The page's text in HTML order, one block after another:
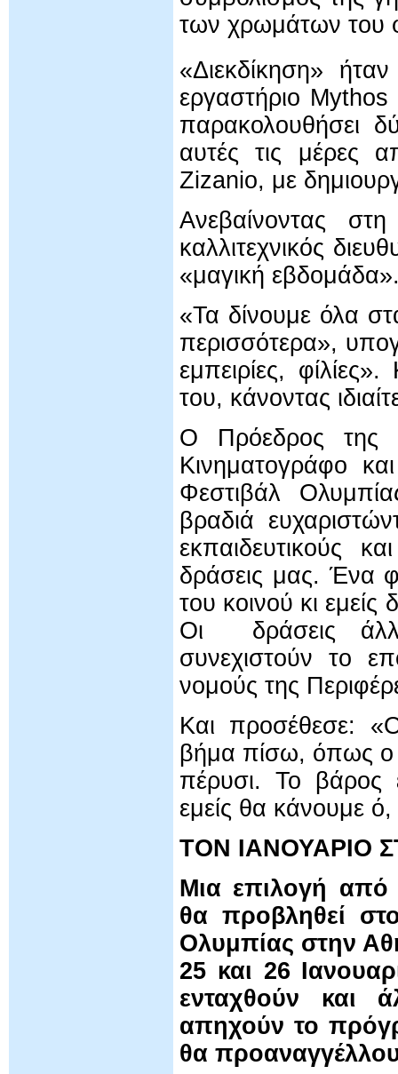
των χρωμάτων του
«Διεκδίκηση»
εργαστήριο Mythos
παρακολουθήσει
αυτές τις μέρες
Zizanio, με
Ανεβαίνοντας
καλλιτεχνικός
«μαγική
«Τα δίνουμε όλα
περισσότερα»,
εμπειρίες,
του, κάνοντας
Ο Πρόεδρος της
Κινηματογράφο
Φεστιβάλ
βραδιά
εκπαιδευτικούς
δράσεις μας. Ένα
του κοινού κι
Οι δράσεις
συνεχιστούν το
νομούς της
Και προσέθεσε:
βήμα πίσω, όπως ο
πέρυσι. Το βάρος
εμείς θα κάνουμε
ΤΟΝ ΙΑΝΟΥΑΡΙΟ
Μια επιλογή από
θα προβληθεί
Ολυμπίας στην
25 και 26
ενταχθούν και
απηχούν το
θα